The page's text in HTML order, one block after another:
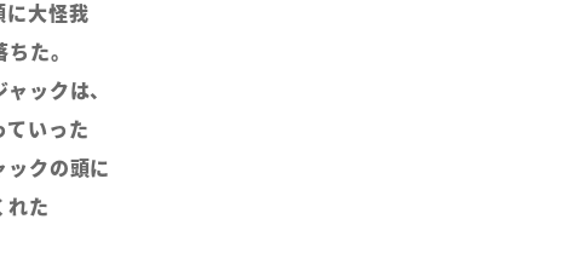
に大怪我
た。
ックは、
ていった
ックの頭に
れた